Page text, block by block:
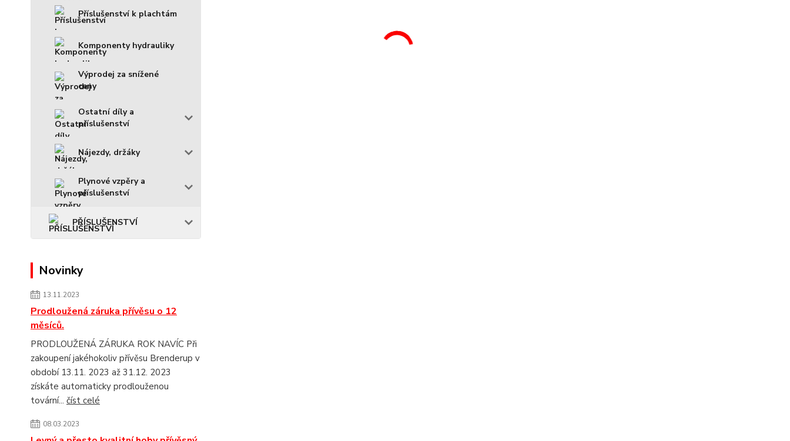
Příslušenství k plachtám
Komponenty hydrauliky
Výprodej za snížené
ceny
Ostatní díly a
příslušenství
Nájezdy, držáky
Plynové vzpěry a
příslušenství
PŘÍSLUŠENSTVÍ
Novinky
13.11.2023
Prodloužená záruka přívěsu o 12
měsíců.
PRODLOUŽENÁ ZÁRUKA ROK NAVÍC Při
zakoupení jakéhokoliv přívěsu Brenderup v
období 13.11. 2023 až 31.12. 2023
získáte automaticky prodlouženou
tovární... číst celé
08.03.2023